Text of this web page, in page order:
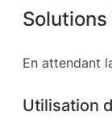
En attendant
Utilisation